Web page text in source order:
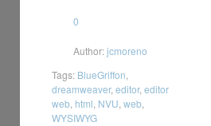
0
Author:jcmoreno
Tags: BlueGriffon
dreamweaver, editor, editor
web html NVU web
WYSIWYG